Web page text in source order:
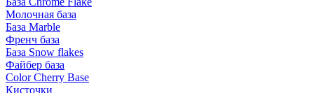
Молочная база
База Marble
Френч база
База Snow flakes
Файбер база
Color Cherry Base
Кисточки